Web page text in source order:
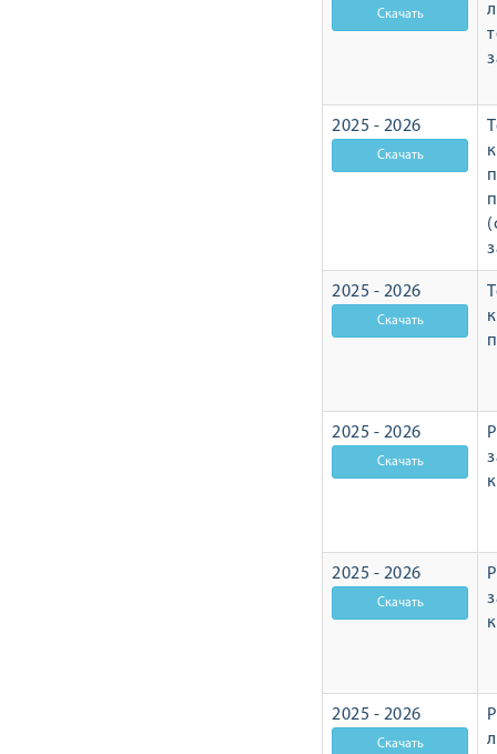
2025 - 2026
2025 - 2026
2025 - 2026
2025 - 2026
2025 - 2026